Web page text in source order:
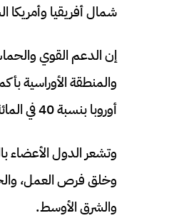
شمال أفريقيا وأمريكا
إن الدعم القوي
والمنطقة الأوراسية
أوروبا بنسبة 40 في المائة و30 في المائة على التوالي، والعكس صحيح.
وتشعر الدول الأعضاء
وخلق فرص العمل، والحد
والشرق الأوسط.